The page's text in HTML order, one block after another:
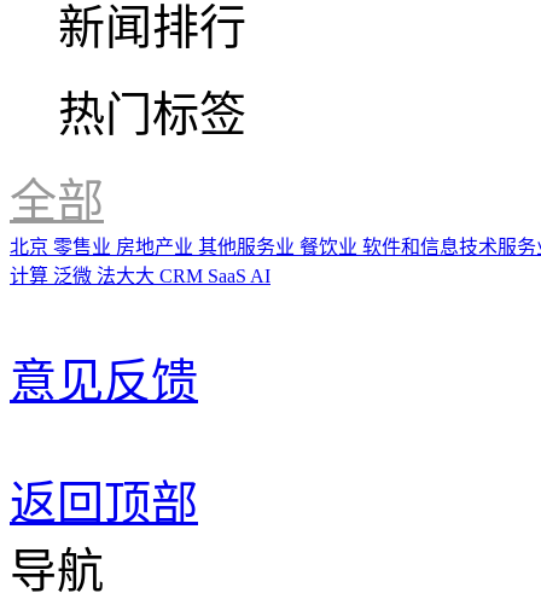
新闻排行
热门标签
全部
北京 零售业 房地产业 其他服务业 餐饮业 软件和信息技术服
计算 泛微 法大大 CRM SaaS AI
意见反馈
返回顶部
导航